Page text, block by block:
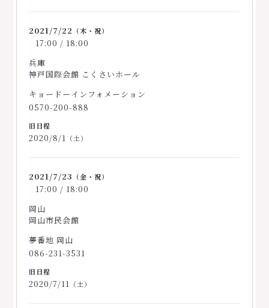
2021/7/22 （木・祝）
17:00 / 18:00
兵庫
神戸国際会館 こくさいホール
キョードーインフォメーション
0570-200-888
2020/8/1 （土）
2021/7/23 （金・祝）
17:00 / 18:00
岡山
岡山市民会館
夢番地 岡山
086-231-3531
2020/7/11 （土）